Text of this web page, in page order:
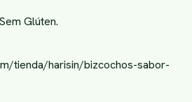
Glúten.
tienda/harisin/bizcochos-sabor-